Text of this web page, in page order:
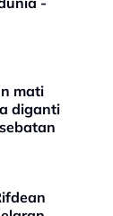
mati
diganti